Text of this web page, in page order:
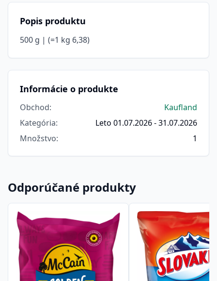
Popis produktu
500 g | (=1 kg 6,38)
Informácie o produkte
Obchod:
Kaufland
Kategória:
Leto 01.07.2026 - 31.07.2026
Množstvo: 1
Odporúčané produkty